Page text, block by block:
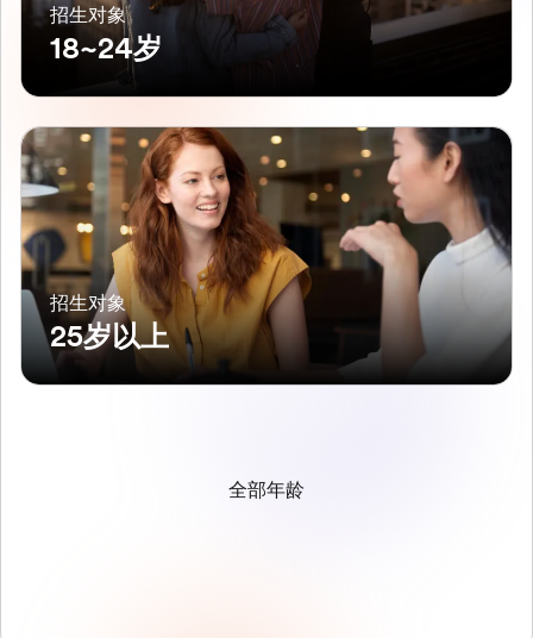
招生对象
18~24岁
招生对象
25岁以上
全部年龄